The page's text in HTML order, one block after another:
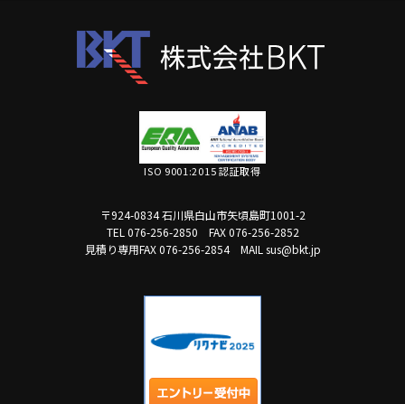
ISO 9001:2015 認証取得
〒924-0834 石川県白山市矢頃島町1001-2
TEL 076-256-2850
FAX 076-256-2852
見積り専用FAX 076-256-2854
MAIL sus@bkt.jp